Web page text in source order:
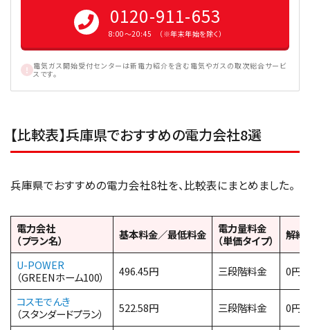
0120-911-653
8:00〜20:45 （※年末年始を除く）
電気ガス開始受付センターは新電力紹介を含む電気やガスの取次総合サービ
スです。
【比較表】兵庫県でおすすめの電力会社8選
兵庫県でおすすめの電力会社8社を、比較表にまとめました。
電力会社
（プラン名）
基本料金／最低料金
電力量料金
（単価タイプ）
解約
U-POWER
（GREENホーム100）
496.45円 三段階料金 0円
コスモでんき
（スタンダードプラン）
522.58円 三段階料金 0円